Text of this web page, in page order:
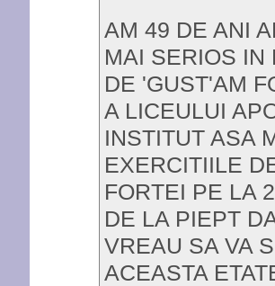
AM 49 DE ANI
MAI SERIOS IN
DE 'GUST'AM
A LICEULUI
INSTITUT ASA
EXERCITIILE
FORTEI PE LA
DE LA PIEPT
VREAU SA VA
ACEASTA